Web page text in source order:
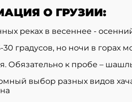
О ГРУЗИИ:
реках в весеннее -
30 градусов, но ночи в горах
Обязательно к пробе –
выбор разных видов